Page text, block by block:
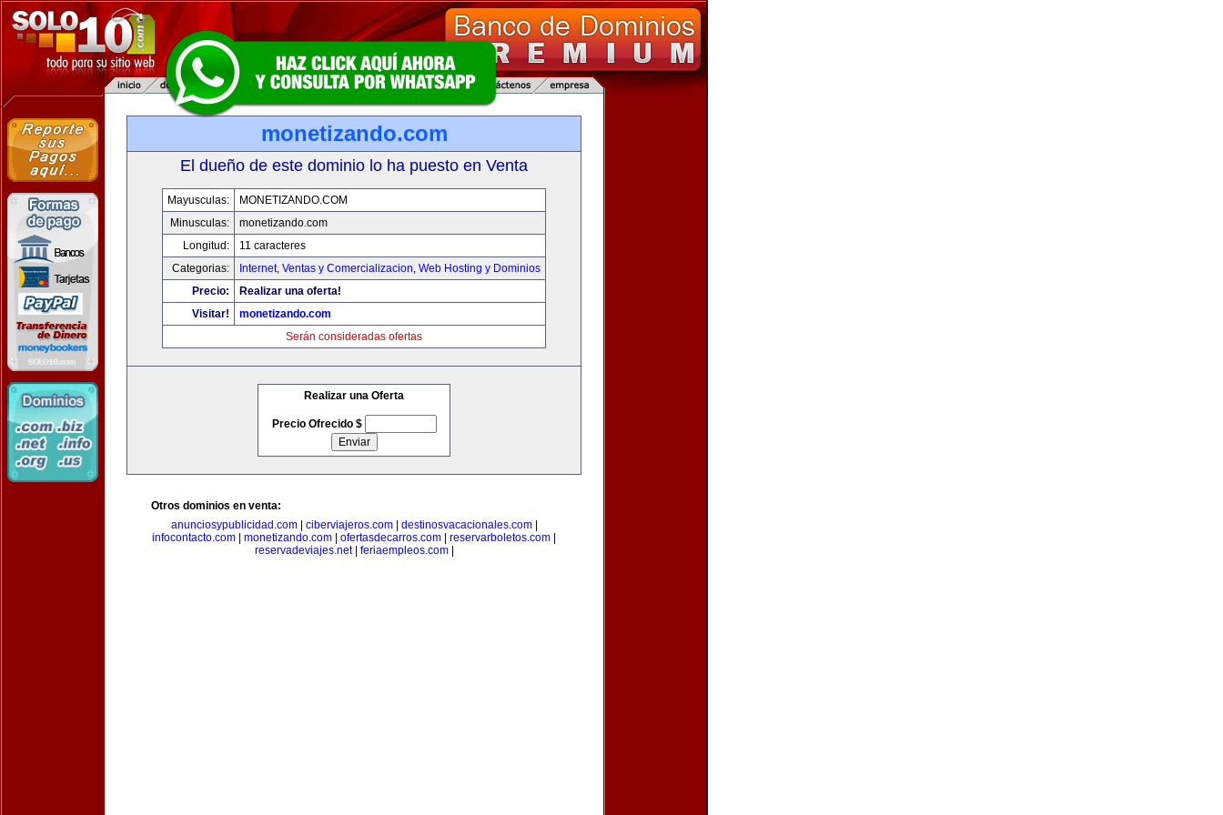
monetizando.com
El dueño de este dominio lo ha puesto en Venta
Mayusculas:
MONETIZANDO.COM
Minusculas:
monetizando.com
Longitud:
11 caracteres
Categorias:
Internet, Ventas y Comercializacion, Web Hosting y Dominios
Precio:
Realizar una oferta!
Visitar!
monetizando.com
Serán consideradas ofertas
Realizar una Oferta
Precio Ofrecido $
Otros dominios en venta:
anunciosypublicidad.com| ciberviajeros.com| destinosvacacionales.com|
infocontacto.com
monetizando.com ofertasdecarros.com reservarboletos.com
reservadeviajes.net| feriaempleos.com|